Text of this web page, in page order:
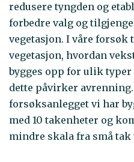
redusere tyngden og
forbedre valg og
vegetasjon. I våre
vegetasjon, hvordan
bygges opp for ulik typer
dette påvirker
forsøksanlegget vi har
med 10 takenheter og
mindre skala fra små